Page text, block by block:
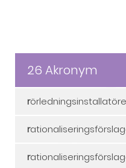
26 Akronym
r
r
r